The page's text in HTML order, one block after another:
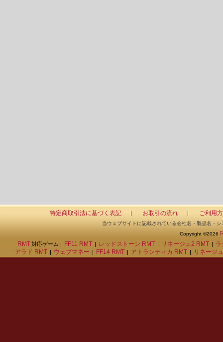
特定商取引法に基づく表記 | お取引の流れ | ご利用
当ウェブサイトに記載されている会社名・製品名・
Copyright ©2026
RMT対応ゲーム | FF11 RMT | レッドストーン RMT | リネージュ2 RMT | ラ
アラド RMT | ウェブマネー | FF14 RMT | アトランティカ RMT | リネージ